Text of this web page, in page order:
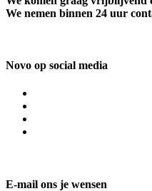
We nemen binnen 24 uur
Novo op social media
E-mail ons je wensen